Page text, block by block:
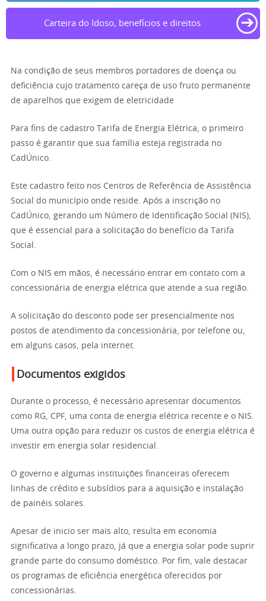
Carteira do Idoso, benefícios e direitos ➔
Na condição de seus membros portadores de doença ou
deficiência cujo tratamento careça de uso fruto permanente
de aparelhos que exigem de eletricidade
Para fins de cadastro Tarifa de Energia Elétrica, o primeiro
passo é garantir que sua família esteja registrada no
CadÚnico.
Este cadastro feito nos Centros de Referência de Assistência
Social do município onde reside. Após a inscrição no
CadÚnico, gerando um Número de Identificação Social (NIS),
que é essencial para a solicitação do benefício da Tarifa
Social.
Com o NIS em mãos, é necessário entrar em contato com a
concessionária de energia elétrica que atende a sua região.
A solicitação do desconto pode ser presencialmente nos
postos de atendimento da concessionária, por telefone ou,
em alguns casos, pela internet.
Documentos exigidos
Durante o processo, é necessário apresentar documentos
como RG, CPF, uma conta de energia elétrica recente e o NIS.
Uma outra opção para reduzir os custos de energia elétrica é
investir em energia solar residencial.
O governo e algumas instituições financeiras oferecem
linhas de crédito e subsídios para a aquisição e instalação
de painéis solares.
Apesar de inicio ser mais alto, resulta em economia
significativa a longo prazo, já que a energia solar pode suprir
grande parte do consumo doméstico. Por fim, vale destacar
os programas de eficiência energética oferecidos por
concessionárias.